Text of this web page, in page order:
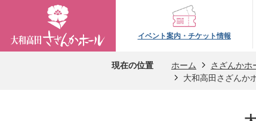
良
イベント案内・チケット情報
現在の位置 ホーム さざんかホ
大和高田さざんか